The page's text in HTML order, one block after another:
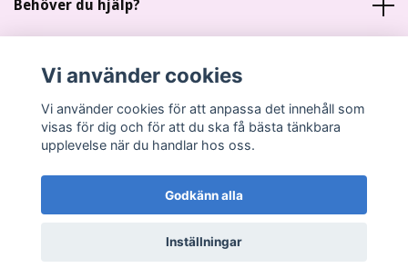
Behöver du hjälp?
Sociala medier
© 2026 Miankas Scrap
Vi använder cookies
Vi använder cookies för att anpassa det innehåll som
visas för dig och för att du ska få bästa tänkbara
upplevelse när du handlar hos oss.
Godkänn alla
Inställningar